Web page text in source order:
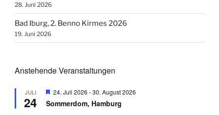
28. Juni 2026
Bad Iburg, 2. Benno Kirmes 2026
19. Juni 2026
Anstehende Veranstaltungen
JULI
24
H
r
24. Juli 2026 -30. August 2026
Sommerdom, Hamburg